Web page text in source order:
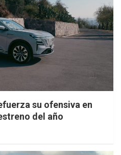
su ofensiva en
del año